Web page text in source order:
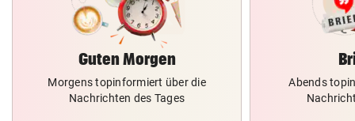
Guten Morgen
Morgens topinformiert über die
Nachrichten des Tages
Abends